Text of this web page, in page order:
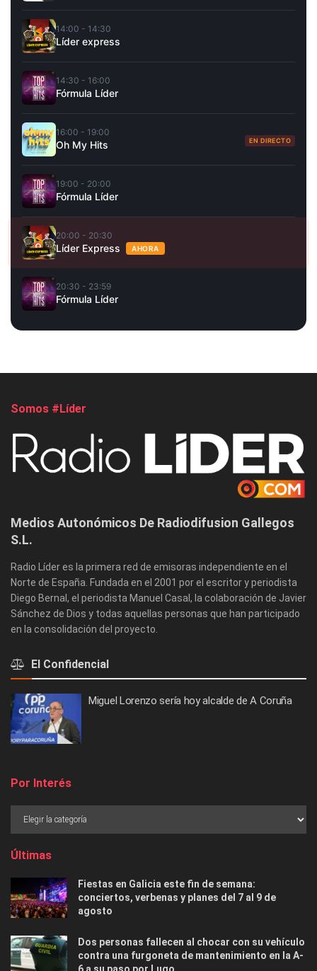
14:00 - 14:30
Líder express
14:30 - 16:00
Fórmula Líder
16:00 - 19:00
Oh My Hits EN DIRECTO
19:00 - 20:00
Fórmula Líder
20:00 - 20:30
Líder Express AHORA
20:30 - 23:59
Fórmula Líder
Somos #Líder
Medios Autonómicos De Radiodifusion Gallegos
S.L.
Radio Líder es la primera red de emisoras independiente en el
Norte de España. Fundada en el 2001 por el escritor y periodista
Diego Bernal, el periodista Manuel Casal, la colaboración de Javier
Sánchez de Dios y todas aquellas personas que han participado
en la consolidación del proyecto.
El Confidencial
Miguel Lorenzo sería hoy alcalde de A Coruña
Por Interés
Últimas
Fiestas en Galicia este fin de semana:
conciertos, verbenas y planes del 7 al 9 de
agosto
Dos personas fallecen al chocar con su vehículo
contra una furgoneta de mantenimiento en la A-